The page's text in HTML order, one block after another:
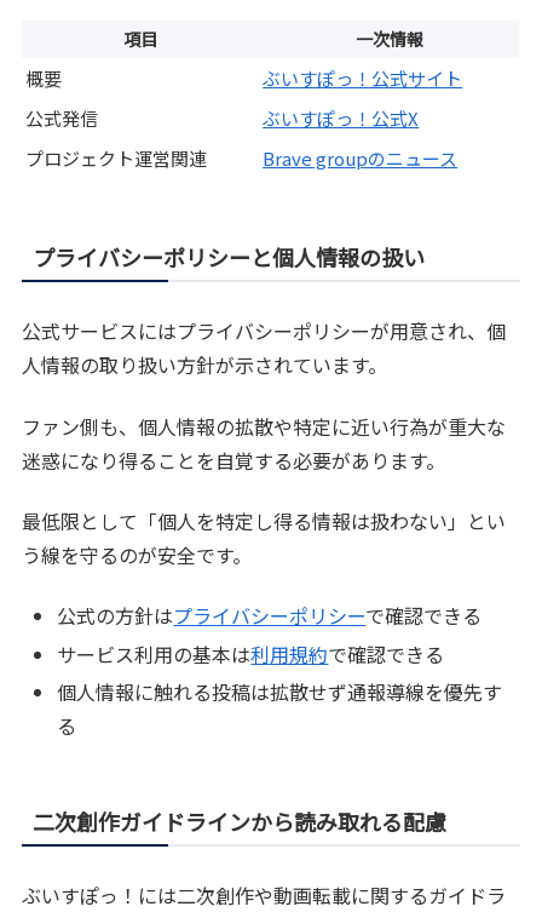
項目 一次情報
概要
ぶいすぽっ！公式サイト
公式発信
ぶいすぽっ！公式X
プロジェクト運営関連
Brave groupのニュース
プライバシーポリシーと個人情報の扱い
公式サービスにはプライバシーポリシーが用意され、個
人情報の取り扱い方針が示されています。
ファン側も、個人情報の拡散や特定に近い行為が重大な
迷惑になり得ることを自覚する必要があります。
最低限として「個人を特定し得る情報は扱わない」とい
う線を守るのが安全です。
公式の方針はプライバシーポリシーで確認できる
サービス利用の基本は利用規約で確認できる
個人情報に触れる投稿は拡散せず通報導線を優先す
る
二次創作ガイドラインから読み取れる配慮
ぶいすぽっ！には二次創作や動画転載に関するガイドラ